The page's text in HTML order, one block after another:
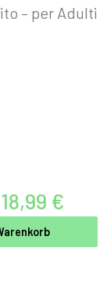
– per Adulti
18,99 €